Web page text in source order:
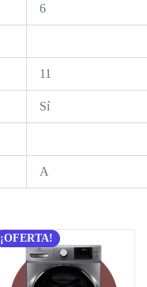
6
11
Sí
A
¡OFERTA!